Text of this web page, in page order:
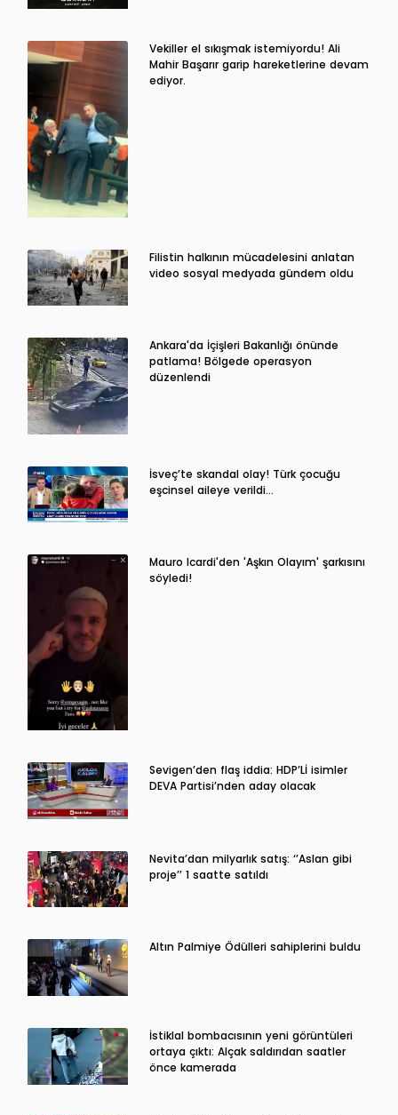
Vekiller el sıkışmak istemiyordu! Ali
Mahir Başarır garip hareketlerine devam
ediyor.
Filistin halkının mücadelesini anlatan
video sosyal medyada gündem oldu
Ankara'da İçişleri Bakanlığı önünde
patlama! Bölgede operasyon
düzenlendi
İsveç’te skandal olay! Türk çocuğu
eşcinsel aileye verildi…
Mauro Icardi'den 'Aşkın Olayım' şarkısını
söyledi!
Sevigen’den flaş iddia: HDP’Lİ isimler
DEVA Partisi’nden aday olacak
Nevita’dan milyarlık satış: ‘’Aslan gibi
proje’’ 1 saatte satıldı
Altın Palmiye Ödülleri sahiplerini buldu
İstiklal bombacısının yeni görüntüleri
ortaya çıktı: Alçak saldırıdan saatler
önce kamerada